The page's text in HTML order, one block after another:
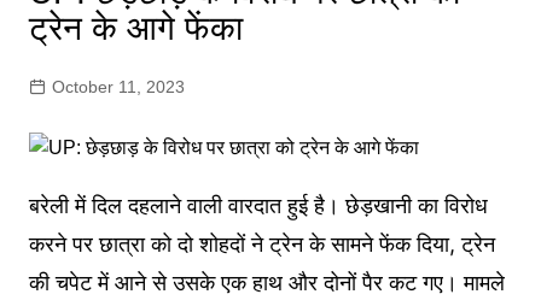
ट्रेन के आगे फेंका
October 11, 2023
बरेली में दिल दहलाने वाली वारदात हुई है। छेड़खानी का विरोध
करने पर छात्रा को दो शोहदों ने ट्रेन के सामने फेंक दिया, ट्रेन
की चपेट में आने से उसके एक हाथ और दोनों पैर कट गए। मामले